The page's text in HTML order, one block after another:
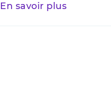
En savoir plus